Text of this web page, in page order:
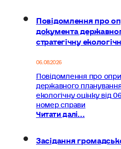
Повідомлення про
документа
стратегічну
06.08.2026
Повідомлення про
державного
екологічну оцінку від
номер справи
Читати далі...
Засідання